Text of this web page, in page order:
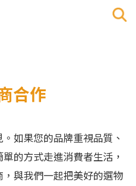
合作
如果您的品牌重視品質、
的方式走進消費者生活，
與我們一起把美好的選物